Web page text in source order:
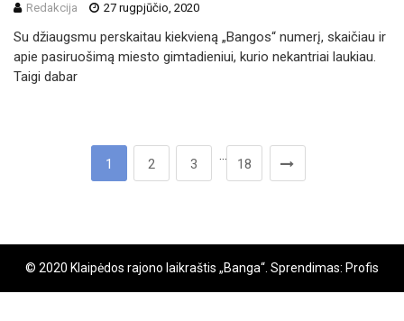
Redakcija 27 rugpjūčio, 2020
Su džiaugsmu perskaitau kiekvieną „Bangos“ numerį, skaičiau ir
apie pasiruošimą miesto gimtadieniui, kurio nekantriai laukiau.
Taigi dabar
1 2 3
…
18
© 2020 Klaipėdos rajono laikraštis „Banga“. Sprendimas: Profis